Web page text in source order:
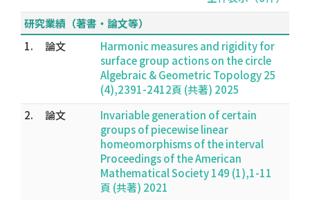
研究業績（著書・論文等）
1.
論文
Harmonic measures and rigidity for
surface group actions on the circle
Algebraic & Geometric Topology 25
(4),2391-2412頁 (共著) 2025
2.
論文
Invariable generation of certain
groups of piecewise linear
homeomorphisms of the interval
Proceedings of the American
Mathematical Society 149 (1),1-11
頁 (共著) 2021